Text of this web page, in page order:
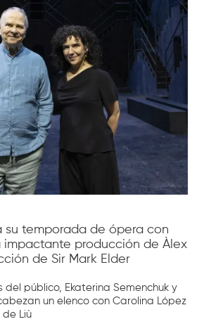
su temporada de ópera con
impactante producción de Àlex
de Sir Mark Elder
del público, Ekaterina Semenchuk y
un elenco con Carolina López
de Liù